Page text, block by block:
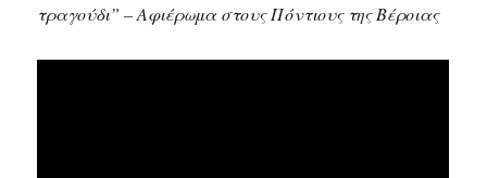
τραγούδι” – Αφιέρωμα στους Πόντιους της Βέροιας